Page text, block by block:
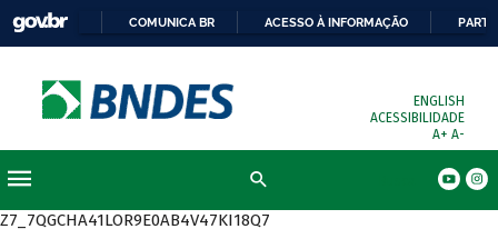
COMUNICA BR ACESSO À INFORMAÇÃO
ENGLISH
ACESSIBILIDADE
A+ A-
Z7_7QGCHA41LOR9E0AB4V47KI18Q7